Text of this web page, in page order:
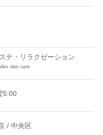
テ・リラクゼーション
skin care
5:00
/ 中央区